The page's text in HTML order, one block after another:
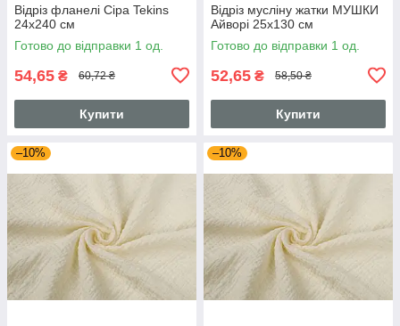
Відріз фланелі Сіра Tekins
24х240 см
Готово до відправки 1 од.
54,65 ₴ 60,72 ₴
Купити
Відріз мусліну жатки МУШКИ
Айворі 25х130 см
Готово до відправки 1 од.
52,65 ₴ 58,50 ₴
Купити
–10% –10%